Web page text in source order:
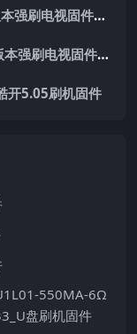
TCL电视V8-RT95001-LF1V215版本强刷电视固件包下载
TCL电视V8-0MT5508-LF1V362版本强刷电视固件包下载
开5.05刷机固件
550MA-6Ω
盘刷机固件